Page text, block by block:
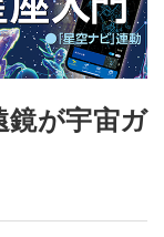
鏡が宇宙ガ